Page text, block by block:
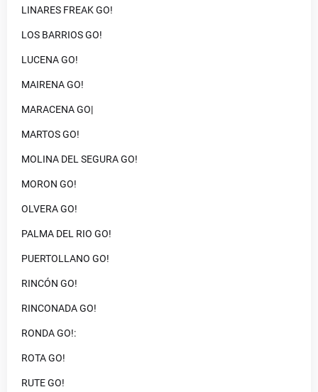
LINARES FREAK GO!
LOS BARRIOS GO!
LUCENA GO!
MAIRENA GO!
MARACENA GO|
MARTOS GO!
MOLINA DEL SEGURA GO!
MORON GO!
OLVERA GO!
PALMA DEL RIO GO!
PUERTOLLANO GO!
RINCÓN GO!
RINCONADA GO!
RONDA GO!:
ROTA GO!
RUTE GO!